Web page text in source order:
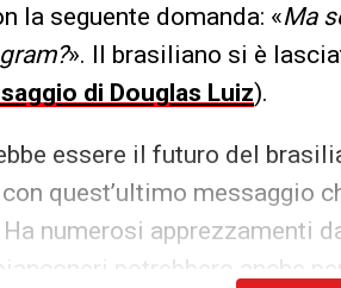
la seguente domanda: «Ma
». Il brasiliano si è
di Douglas Luiz).
essere il futuro del
quest’ultimo messaggio
numerosi apprezzamenti
potrebbero anche